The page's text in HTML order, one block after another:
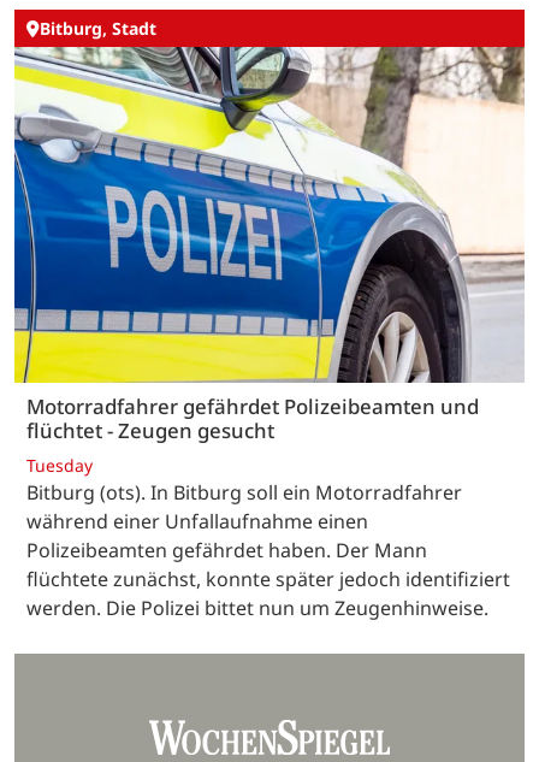
Bitburg, Stadt
Motorradfahrer gefährdet Polizeibeamten und
flüchtet - Zeugen gesucht
Tuesday
Bitburg (ots). In Bitburg soll ein Motorradfahrer
während einer Unfallaufnahme einen
Polizeibeamten gefährdet haben. Der Mann
flüchtete zunächst, konnte später jedoch identifiziert
werden. Die Polizei bittet nun um Zeugenhinweise.